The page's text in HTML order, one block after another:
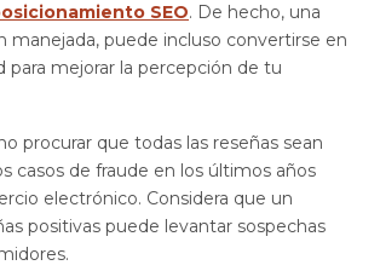
SEO. De hecho, una
manejada, puede incluso convertirse en
para mejorar la percepción de tu
procurar que todas las reseñas sean
casos de fraude en los últimos años
electrónico. Considera que un
positivas puede levantar sospechas